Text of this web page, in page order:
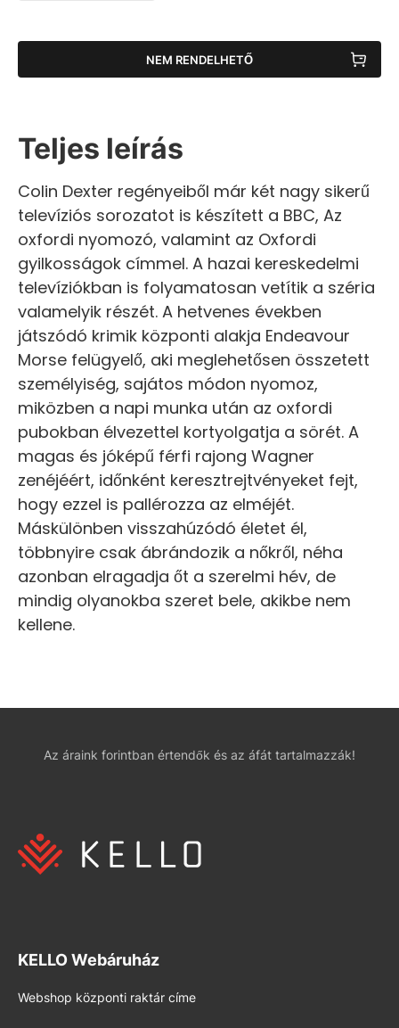
NEM RENDELHETŐ
Teljes leírás
Colin Dexter regényeiből már két nagy sikerű
televíziós sorozatot is készített a BBC, Az
oxfordi nyomozó, valamint az Oxfordi
gyilkosságok címmel. A hazai kereskedelmi
televíziókban is folyamatosan vetítik a széria
valamelyik részét. A hetvenes években
játszódó krimik központi alakja Endeavour
Morse felügyelő, aki meglehetősen összetett
személyiség, sajátos módon nyomoz,
miközben a napi munka után az oxfordi
pubokban élvezettel kortyolgatja a sörét. A
magas és jóképű férfi rajong Wagner
zenéjéért, időnként keresztrejtvényeket fejt,
hogy ezzel is pallérozza az elméjét.
Máskülönben visszahúzódó életet él,
többnyire csak ábrándozik a nőkről, néha
azonban elragadja őt a szerelmi hév, de
mindig olyanokba szeret bele, akikbe nem
kellene.
Az áraink forintban értendők és az áfát tartalmazzák!
KELLO Webáruház
Webshop központi raktár címe